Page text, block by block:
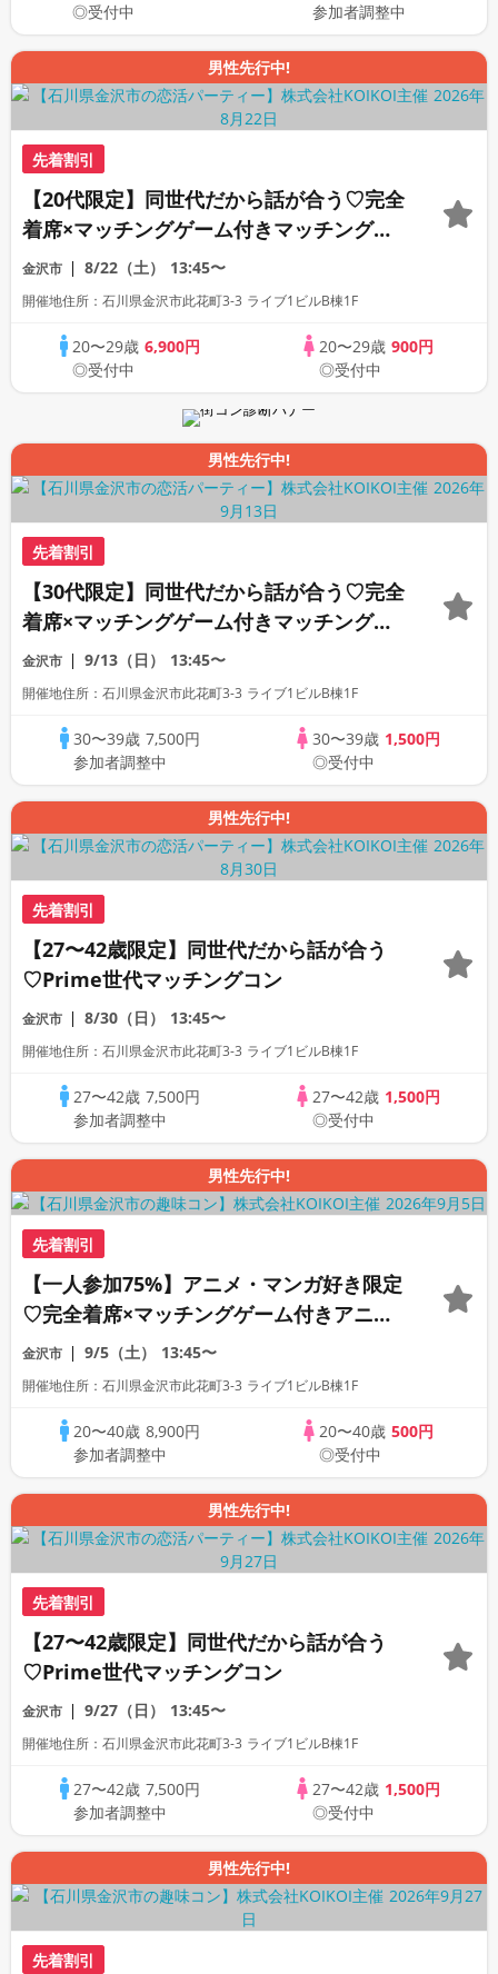
◎受付中
参加者調整中
男性先行中!
先着割引
【20代限定】同世代だから話が合う♡完全
着席×マッチングゲーム付きマッチングコ
ン
金沢市 8/22（土） 13:45〜
開催地住所：石川県金沢市此花町3-3 ライブ1ビルB棟1F
20〜29歳6,900円
◎受付中
20〜29歳 900円
◎受付中
男性先行中!
先着割引
【30代限定】同世代だから話が合う♡完全
着席×マッチングゲーム付きマッチングコ
ン
金沢市 9/13（日） 13:45〜
開催地住所：石川県金沢市此花町3-3 ライブ1ビルB棟1F
30〜39歳 7,500円
参加者調整中
30〜39歳 1,500円
◎受付中
男性先行中!
先着割引
【27〜42歳限定】同世代だから話が合う
♡Prime世代マッチングコン
金沢市 8/30（日） 13:45〜
開催地住所：石川県金沢市此花町3-3 ライブ1ビルB棟1F
27〜42歳 7,500円
参加者調整中
27〜42歳 1,500円
◎受付中
男性先行中!
先着割引
【一人参加75%】アニメ・マンガ好き限定
♡完全着席×マッチングゲーム付きアニメ
コン
金沢市 9/5（土） 13:45〜
開催地住所：石川県金沢市此花町3-3 ライブ1ビルB棟1F
20〜40歳 8,900円
参加者調整中
20〜40歳 500円
◎受付中
男性先行中!
先着割引
【27〜42歳限定】同世代だから話が合う
♡Prime世代マッチングコン
金沢市 9/27（日） 13:45〜
開催地住所：石川県金沢市此花町3-3 ライブ1ビルB棟1F
27〜42歳 7,500円
参加者調整中
27〜42歳 1,500円
◎受付中
男性先行中!
先着割引